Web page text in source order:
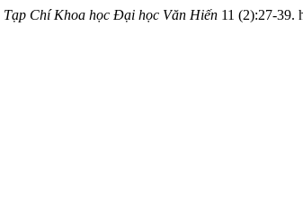
Tạp Chí Khoa học Đại học Văn Hiến 11 (2):27-39.